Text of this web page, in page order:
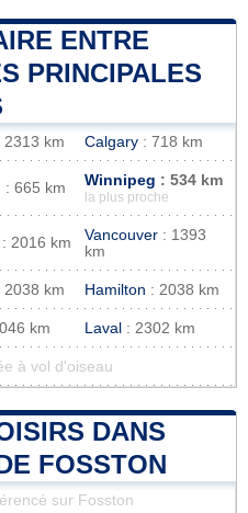
ENTRE
PRINCIPALES
2313 km Calgary : 718 km
: 665 km Winnipeg : 534 km
la plus proche
: 2016 km Vancouver : 1393
km
2038 km Hamilton : 2038 km
km Laval : 2302 km
à vol d'oiseau
DANS
FOSSTON
sur Fosston